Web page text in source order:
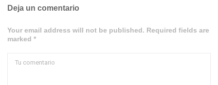
Deja un comentario
Your email address will not be published. Required fields are
marked *